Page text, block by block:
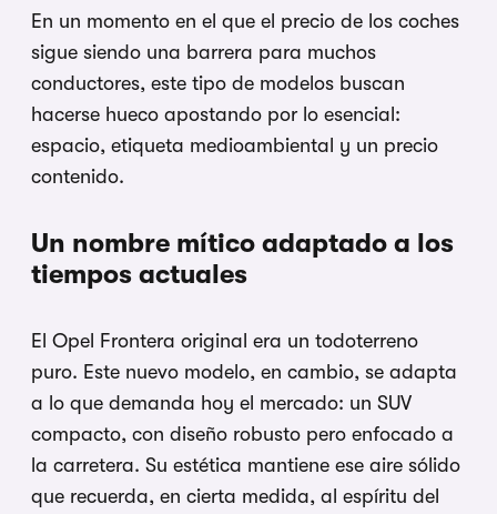
En un momento en el que el precio de los coches
sigue siendo una barrera para muchos
conductores, este tipo de modelos buscan
hacerse hueco apostando por lo esencial:
espacio, etiqueta medioambiental y un precio
contenido.
Un nombre mítico adaptado a los
tiempos actuales
El Opel Frontera original era un todoterreno
puro. Este nuevo modelo, en cambio, se adapta
a lo que demanda hoy el mercado: un SUV
compacto, con diseño robusto pero enfocado a
la carretera. Su estética mantiene ese aire sólido
que recuerda, en cierta medida, al espíritu del